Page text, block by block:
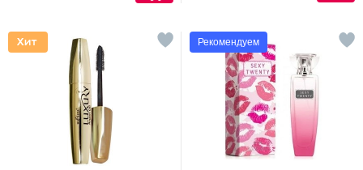
Рекомендуем